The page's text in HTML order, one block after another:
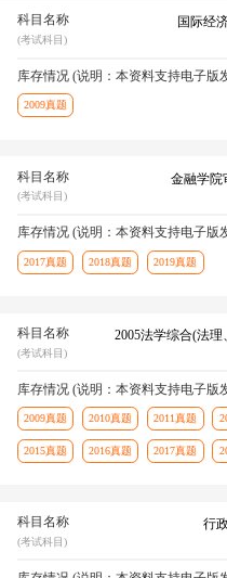
科目名称
(考试科目)
国际经
库存情况 (说明：本资料支持电子版
2009真题
科目名称
(考试科目)
金融学院
库存情况 (说明：本资料支持电子版
2017真题 2018真题 2019真题
科目名称
(考试科目)
2005法学综合(法
库存情况 (说明：本资料支持电子版
2009真题 2010真题 2011真题
2015真题 2016真题 2017真题
科目名称
(考试科目)
行